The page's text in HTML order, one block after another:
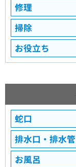
修理
掃除
お役立ち
蛇口
排水口・排水管
お風呂